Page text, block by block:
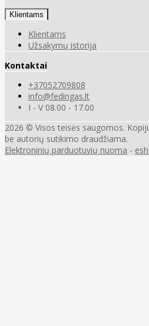
Klientams
Klientams
Užsakymų istorija
Kontaktai
+37052709808
info@fedingas.lt
I - V 08.00 - 17.00
2026 © Visos teisės saugomos.
be autorių sutikimo draudžiama.
Elektroninių parduotuvių nuoma -